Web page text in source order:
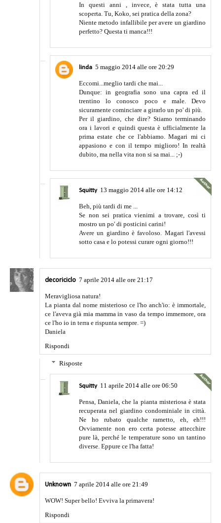
In questi anni , invece, è stata tutta una
scoperta. Tu, Koko, sei pratica della zona?
Niente metodo infallibile per avere un giardino
perfetto? Questa ti manca!!!
linda 5 maggio 2014 alle ore 20:29
Eccomi...meglio tardi che mai...
Dunque: in geografia sono una capra ed il
trentino lo conosco poco e male. Devo
sicuramente cominciare a girarlo un po' di più.
Per il giardino, che dire? Stiamo terminando
ora i lavori e quindi questa è ufficialmente la
prima estate che ce l'abbiamo. Magari mi ci
appasiono e con il tempo miglioro! In realtà
dubito, ma nella vita non si sa mai... ;-)
Squitty 13 maggio 2014 alle ore 14:12
Beh, più tardi di me ...
Se non sei pratica vienimi a trovare, così ti
mostro un po' di posticini carini!
Avere un giardino è favoloso. Magari l'avessi
sotto casa e lo potessi curare ogni giorno!!!
decoriciclo 7 aprile 2014 alle ore 21:17
Meravigliosa natura!
La pianta dal nome misterioso ce l'ho anch'io: è immortale,
ce l'aveva già mia mamma in vaso da tempo immemore, ora
ce l'ho io in terra e rispunta sempre. =)
Daniela
Rispondi
Risposte
Squitty 11 aprile 2014 alle ore 06:50
Pensa, Daniela, che la pianta misteriosa è stata
recuperata nel giardino condominiale in città.
Ne ho rubato qualche rametto, eh, eh!!!
Ovviamente non ero certa potesse attecchire
pure là, perché le temperature sono un tantino
diverse. Eppure ce l'ha fatta!
Unknown 7 aprile 2014 alle ore 21:49
WOW! Super bello! Evviva la primavera!
Rispondi